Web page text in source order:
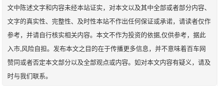
文中陈述文字和内容未经本站证实，对本文以及其中全部或者部分内容、
文字的真实性、完整性、及时性本站不作出任何保证或承诺，请读者仅作
参考，并请自行核实相关内容。本文不作为投资的依据,仅供参考，据此
入市,风险自担。发布本文之目的在于传播更多信息，并不意味着百车网
赞同或者否定本文部分以及全部观点或内容。如对本文内容有疑义，请及
时与我们联系。